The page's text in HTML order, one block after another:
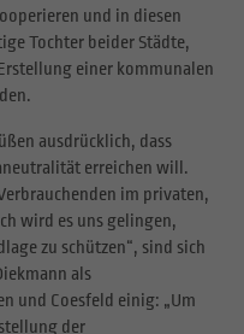
und in diesen
Tochter beider Städte,
einer kommunalen
ausdrücklich, dass
erreichen will.
im privaten,
wird es uns gelingen,
zu schützen“, sind sich
als
und Coesfeld einig: „Um
der